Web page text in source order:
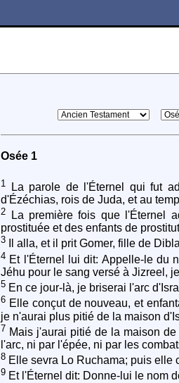
Osée 1
1
La parole de l'Éternel qui fut
d'Ézéchias, rois de Juda, et au
2 La première fois que l'Éternel
prostituée et des enfants de
3 Il alla, et il prit Gomer, fille de
4 Et l'Éternel lui dit: Appelle-le du
Jéhu pour le sang versé à Jizreel,
5 En ce jour-là, je briserai l'arc
6 Elle conçut de nouveau, et
je n'aurai plus pitié de la maison
7 Mais j'aurai pitié de la maison
l'arc, ni par l'épée, ni par les
8 Elle sevra Lo Ruchama; puis elle
9 Et l'Éternel dit: Donne-lui le nom